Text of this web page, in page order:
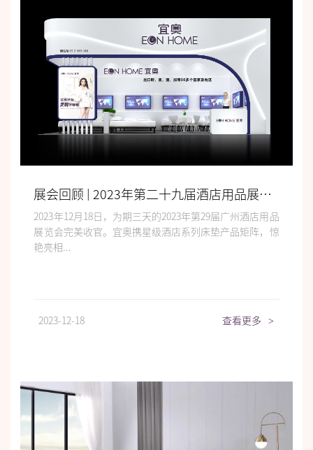
展会回顾 | 2023年第二十九届酒店用品展，完美收官！
2023年12月18日，为期三天的2023年第29届广州酒店用品
展览会完美收官。宜奥携星级酒店系列床垫产品矩阵，惊
艳亮相...
2023-12-18 查看更多 >